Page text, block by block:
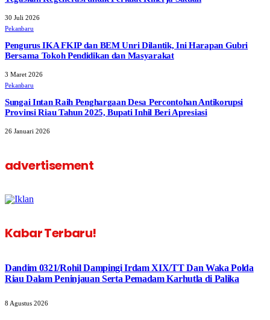
30 Juli 2026
Pekanbaru
Pengurus IKA FKIP dan BEM Unri Dilantik, Ini Harapan Gubri
Bersama Tokoh Pendidikan dan Masyarakat
3 Maret 2026
Pekanbaru
Sungai Intan Raih Penghargaan Desa Percontohan Antikorupsi
Provinsi Riau Tahun 2025, Bupati Inhil Beri Apresiasi
26 Januari 2026
advertisement
Kabar Terbaru!
Dandim 0321/Rohil Dampingi Irdam XIX/TT Dan Waka Polda
Riau Dalam Peninjauan Serta Pemadam Karhutla di Palika
8 Agustus 2026